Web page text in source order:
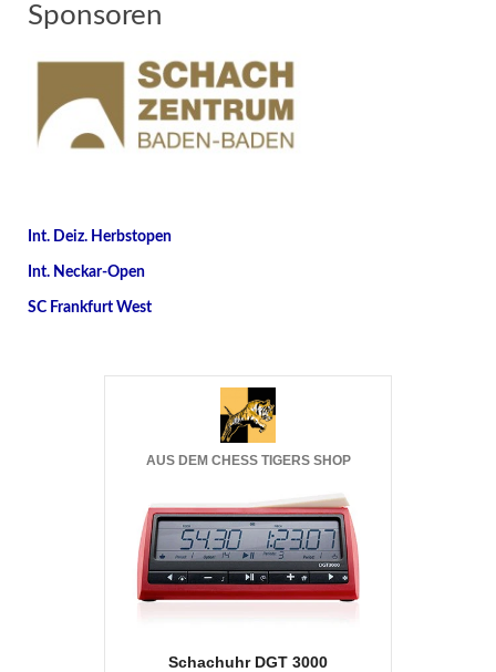
Sponsoren
Int. Deiz. Herbstopen
Int. Neckar-Open
SC Frankfurt West
AUS DEM CHESS TIGERS SHOP
Schachuhr DGT 3000